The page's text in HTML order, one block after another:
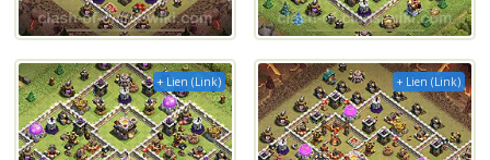
+ Lien (Link) + Lien (Link)